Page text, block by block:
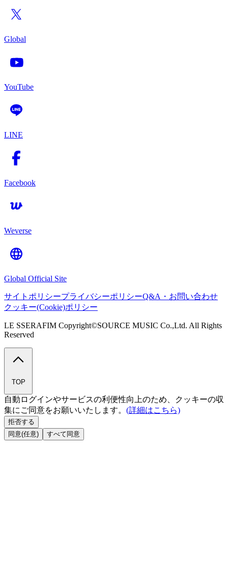
Global
YouTube
LINE
Facebook
Weverse
Global Official Site
サイトポリシープライバシーポリシーQ&A・お問い合わせ
クッキー(Cookie)ポリシー
LE SSERAFIM Copyright©SOURCE MUSIC Co.,Ltd. All Rights
Reserved
TOP
自動ログインやサービスの利便性向上のため、クッキーの収
集にご同意をお願いいたします。 (詳細はこちら)
拒否する
同意(任意)
すべて同意